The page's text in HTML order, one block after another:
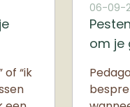
“ik
06-09-
om je